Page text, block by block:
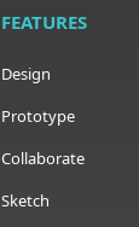
FEATURES
Design
Prototype
Collaborate
Sketch